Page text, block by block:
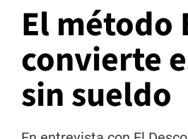
El método
convierte
sin sueldo